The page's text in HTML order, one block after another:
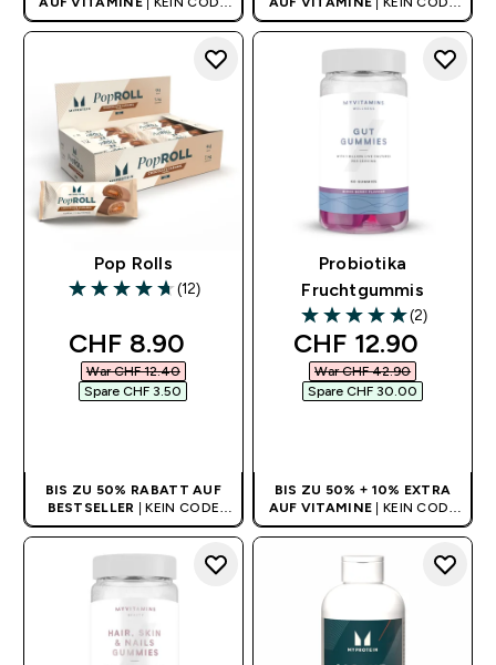
BENÖTIGT
BENÖTIGT
Pop Rolls
4.67 out of 5 stars
(12)
discounted price
CHF 8.90‎
War CHF 12.40‎
Spare CHF 3.50‎
BIS ZU 50% RABATT AUF
BESTSELLER
| KEIN CODE
BENÖTIGT
Probiotika
Fruchtgummis
5 out of 5 stars
(2)
discounted price
CHF 12.90‎
War CHF 42.90‎
Spare CHF 30.00‎
BIS ZU 50% + 10% EXTRA
AUF VITAMINE
| KEIN CODE
BENÖTIGT